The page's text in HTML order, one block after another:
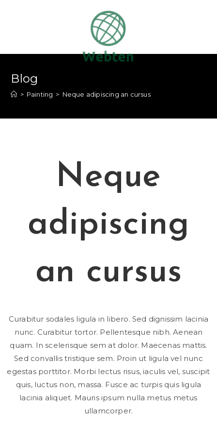
Blog
> Painting > Neque adipiscing an cursus
Neque
adipiscing
an cursus
Curabitur sodales ligula in libero. Sed dignissim lacinia
nunc. Curabitur tortor. Pellentesque nibh. Aenean
quam. In scelerisque sem at dolor. Maecenas mattis.
Sed convallis tristique sem. Proin ut ligula vel nunc
egestas porttitor. Morbi lectus risus, iaculis vel, suscipit
quis, luctus non, massa. Fusce ac turpis quis ligula
lacinia aliquet. Mauris ipsum nulla metus metus
ullamcorper.